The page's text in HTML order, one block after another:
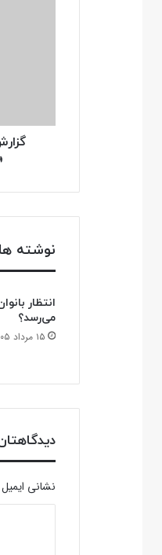
آینده
نوشته
انتظار
می‌رسد؟
۱۵ مرداد ۱۴۰۵ ۲۰:۰۹
نشانی